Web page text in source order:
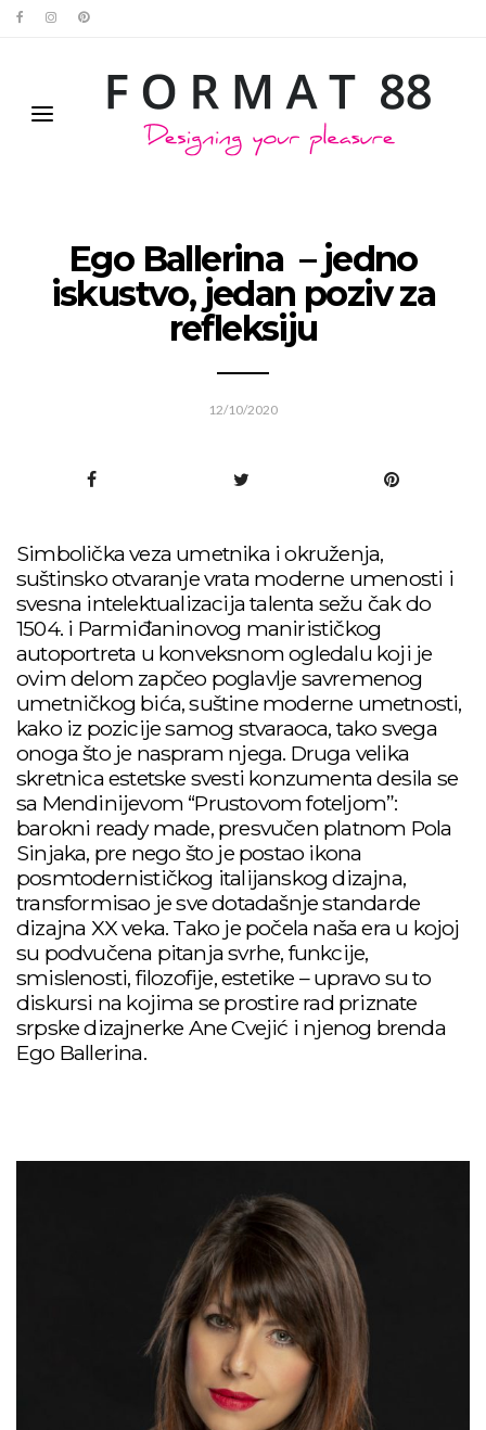
Ego Ballerina – jedno
iskustvo, jedan poziv za
refleksiju
12/10/2020
Simbolička veza umetnika i okruženja,
suštinsko otvaranje vrata moderne umenosti i
svesna intelektualizacija talenta sežu čak do
1504. i Parmiđaninovog manirističkog
autoportreta u konveksnom ogledalu koji je
ovim delom zapčeo poglavlje savremenog
umetničkog bića, suštine moderne umetnosti,
kako iz pozicije samog stvaraoca, tako svega
onoga što je naspram njega. Druga velika
skretnica estetske svesti konzumenta desila se
sa Mendinijevom “Prustovom foteljom”:
barokni ready made, presvučen platnom Pola
Sinjaka, pre nego što je postao ikona
posmtodernističkog italijanskog dizajna,
transformisao je sve dotadašnje standarde
dizajna XX veka. Tako je počela naša era u kojoj
su podvučena pitanja svrhe, funkcije,
smislenosti, filozofije, estetike – upravo su to
diskursi na kojima se prostire rad priznate
srpske dizajnerke Ane Cvejić i njenog brenda
Ego Ballerina.